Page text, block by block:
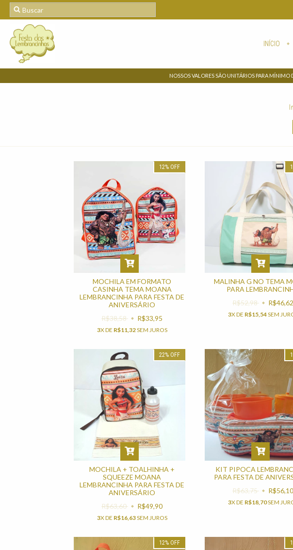
INÍCIO
NOSSOS VALORES SÃO UNITÁRIOS PARA
12% OFF
MOCHILA EM FORMATO
CASINHA TEMA MOANA
LEMBRANCINHA PARA FESTA DE
ANIVERSÁRIO
R$38,58
R$33,95
3X DE R$11,32SEM JUROS
MALINHA G NO TEMA
PARA
R$52,98
R$46,62
3X DE R$15,54SEM
22% OFF
MOCHILA + TOALHINHA +
SQUEEZE MOANA
LEMBRANCINHA PARA FESTA DE
ANIVERSÁRIO
R$63,60
R$49,90
3X DE R$16,63SEM JUROS
KIT PIPOCA
PARA FESTA DE
R$63,75
R$56,10
3X DE R$18,70SEM
12% OFF